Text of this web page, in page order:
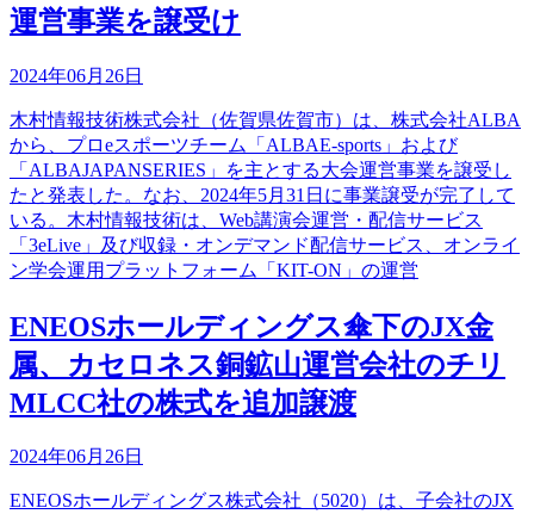
運営事業を譲受け
2024年06月26日
木村情報技術株式会社（佐賀県佐賀市）は、株式会社ALBA
から、プロeスポーツチーム「ALBAE-sports」および
「ALBAJAPANSERIES」を主とする大会運営事業を譲受し
たと発表した。なお、2024年5月31日に事業譲受が完了して
いる。木村情報技術は、Web講演会運営・配信サービス
「3eLive」及び収録・オンデマンド配信サービス、オンライ
ン学会運用プラットフォーム「KIT-ON」の運営
ENEOSホールディングス傘下のJX金
属、カセロネス銅鉱山運営会社のチリ
MLCC社の株式を追加譲渡
2024年06月26日
ENEOSホールディングス株式会社（5020）は、子会社のJX